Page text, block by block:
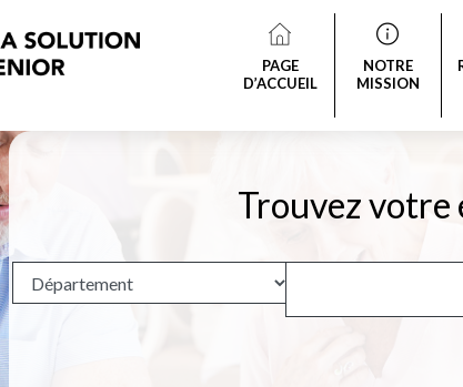
PAGE
D’ACCUEIL
NOTRE
MISSION
Trouvez votre